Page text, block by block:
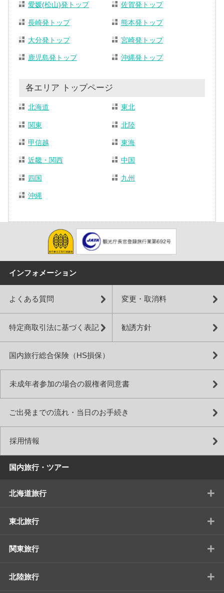
愛媛(松山)発トップ 佐賀発トップ
長崎発トップ 熊本発トップ
大分発トップ 宮崎発トップ
鹿児島発トップ 沖縄発トップ
各エリア トップページ
北海道 東北
関東 北陸
甲信越 東海
近畿・関西 中国
四国 九州
沖縄
インフォメーション
よくある質問 変更・取消料
特定商取引法に基づく表記 勧誘方針
国内旅行総合保険（HS損保）
未成年者参加の場合の親権者同意書
ご出発までの流れ・当日のお手続き
採用情報
国内旅行・ツアー
北海道旅行 +
東北旅行 +
関東旅行 +
北陸旅行 +